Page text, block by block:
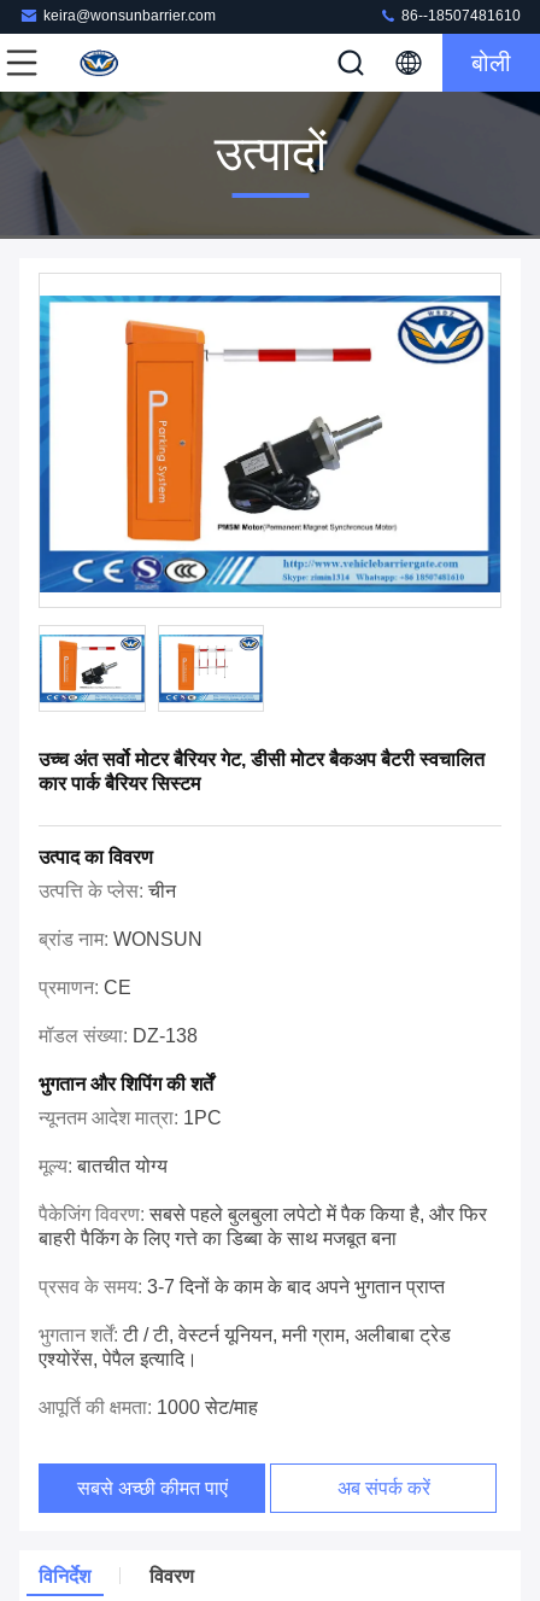
keira@wonsunbarrier.com 86--18507481610
बोली
उत्पादों
उच्च अंत सर्वो मोटर बैरियर गेट, डीसी मोटर बैकअप बैटरी स्वचालित
कार पार्क बैरियर सिस्टम
उत्पाद का विवरण
उत्पत्ति के प्लेस:चीन
ब्रांड नाम: WONSUN
प्रमाणन: CE
मॉडल संख्या: DZ-138
भुगतान और शिपिंग की शर्तें
न्यूनतम आदेश मात्रा: 1PC
मूल्य:बातचीत योग्य
पैकेजिंग विवरण:सबसे पहले बुलबुला लपेटो में पैक किया है, और फिर
बाहरी पैकिंग के लिए गत्ते का डिब्बा के साथ मजबूत बना
प्रसव के समय: 3-7 दिनों के काम के बाद अपने भुगतान प्राप्त
भुगतान शर्तें:टी / टी, वेस्टर्न यूनियन, मनी ग्राम, अलीबाबा ट्रेड
एश्योरेंस, पेपैल इत्यादि।
आपूर्ति की क्षमता: 1000 सेट/माह
सबसे अच्छी कीमत पाएं अब संपर्क करें
विनिर्देश विवरण